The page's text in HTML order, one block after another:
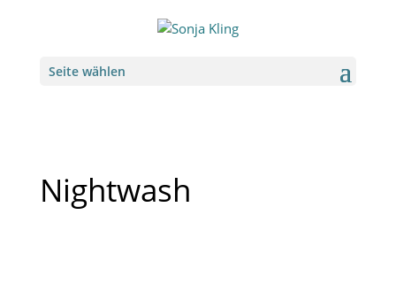
Seite wählen
Nightwash